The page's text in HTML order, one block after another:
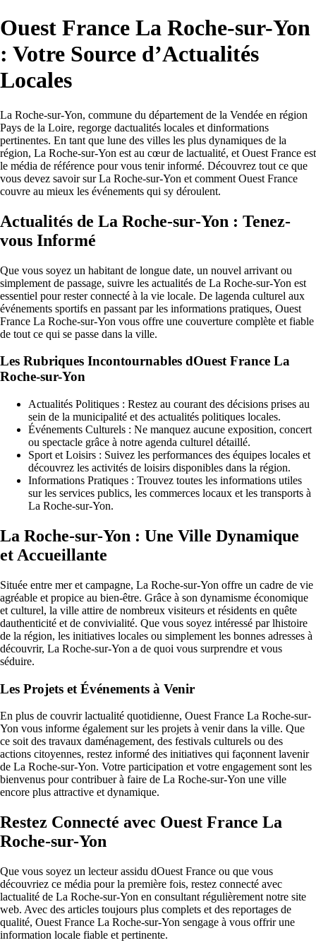
Ouest France La Roche-sur-Yon
: Votre Source d’Actualités
Locales
La Roche-sur-Yon, commune du département de la Vendée en région
Pays de la Loire, regorge dactualités locales et dinformations
pertinentes. En tant que lune des villes les plus dynamiques de la
région, La Roche-sur-Yon est au cœur de lactualité, et Ouest France est
le média de référence pour vous tenir informé. Découvrez tout ce que
vous devez savoir sur La Roche-sur-Yon et comment Ouest France
couvre au mieux les événements qui sy déroulent.
Actualités de La Roche-sur-Yon : Tenez-
vous Informé
Que vous soyez un habitant de longue date, un nouvel arrivant ou
simplement de passage, suivre les actualités de La Roche-sur-Yon est
essentiel pour rester connecté à la vie locale. De lagenda culturel aux
événements sportifs en passant par les informations pratiques, Ouest
France La Roche-sur-Yon vous offre une couverture complète et fiable
de tout ce qui se passe dans la ville.
Les Rubriques Incontournables dOuest France La
Roche-sur-Yon
Actualités Politiques : Restez au courant des décisions prises au
sein de la municipalité et des actualités politiques locales.
Événements Culturels : Ne manquez aucune exposition, concert
ou spectacle grâce à notre agenda culturel détaillé.
Sport et Loisirs : Suivez les performances des équipes locales et
découvrez les activités de loisirs disponibles dans la région.
Informations Pratiques : Trouvez toutes les informations utiles
sur les services publics, les commerces locaux et les transports à
La Roche-sur-Yon.
La Roche-sur-Yon : Une Ville Dynamique
et Accueillante
Située entre mer et campagne, La Roche-sur-Yon offre un cadre de vie
agréable et propice au bien-être. Grâce à son dynamisme économique
et culturel, la ville attire de nombreux visiteurs et résidents en quête
dauthenticité et de convivialité. Que vous soyez intéressé par lhistoire
de la région, les initiatives locales ou simplement les bonnes adresses à
découvrir, La Roche-sur-Yon a de quoi vous surprendre et vous
séduire.
Les Projets et Événements à Venir
En plus de couvrir lactualité quotidienne, Ouest France La Roche-sur-
Yon vous informe également sur les projets à venir dans la ville. Que
ce soit des travaux daménagement, des festivals culturels ou des
actions citoyennes, restez informé des initiatives qui façonnent lavenir
de La Roche-sur-Yon. Votre participation et votre engagement sont les
bienvenus pour contribuer à faire de La Roche-sur-Yon une ville
encore plus attractive et dynamique.
Restez Connecté avec Ouest France La
Roche-sur-Yon
Que vous soyez un lecteur assidu dOuest France ou que vous
découvriez ce média pour la première fois, restez connecté avec
lactualité de La Roche-sur-Yon en consultant régulièrement notre site
web. Avec des articles toujours plus complets et des reportages de
qualité, Ouest France La Roche-sur-Yon sengage à vous offrir une
information locale fiable et pertinente.